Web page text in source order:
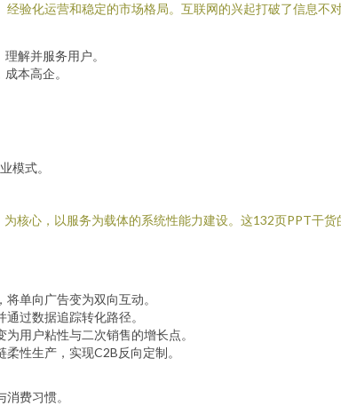
验化运营和稳定的市场格局。互联网的兴起打破了信息不
解并服务用户。
本高企。
模式。
核心，以服务为载体的系统性能力建设。这132页PPT干
单向广告变为双向互动。
过数据追踪转化路径。
用户粘性与二次销售的增长点。
性生产，实现C2B反向定制。
费习惯。